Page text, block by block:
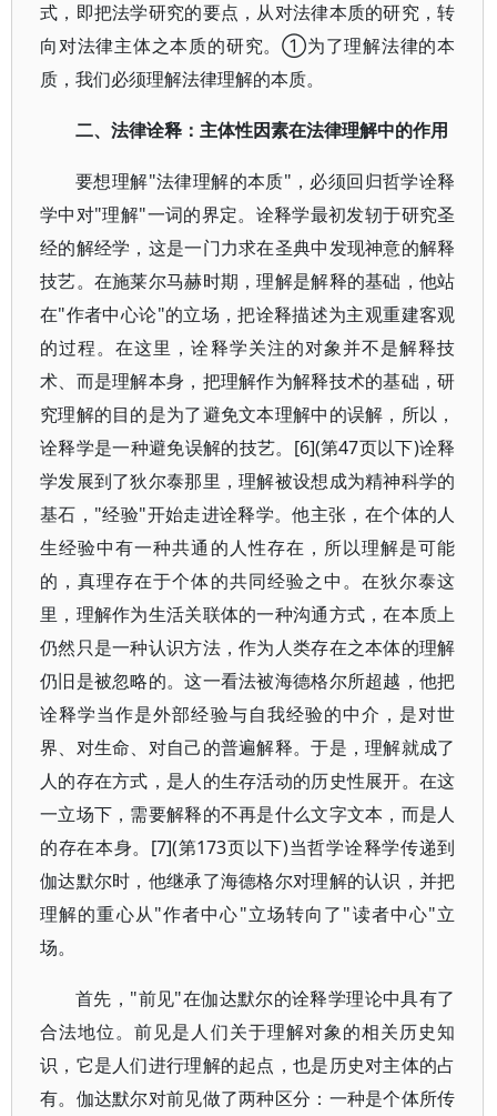
式，即把法学研究的要点，从对法律本质的研究，转
向对法律主体之本质的研究。①为了理解法律的本
质，我们必须理解法律理解的本质。
二、法律诠释：主体性因素在法律理解中的作用
要想理解"法律理解的本质"，必须回归哲学诠释
学中对"理解"一词的界定。诠释学最初发轫于研究圣
经的解经学，这是一门力求在圣典中发现神意的解释
技艺。在施莱尔马赫时期，理解是解释的基础，他站
在"作者中心论"的立场，把诠释描述为主观重建客观
的过程。在这里，诠释学关注的对象并不是解释技
术、而是理解本身，把理解作为解释技术的基础，研
究理解的目的是为了避免文本理解中的误解，所以，
诠释学是一种避免误解的技艺。[6](第47页以下)诠释
学发展到了狄尔泰那里，理解被设想成为精神科学的
基石，"经验"开始走进诠释学。他主张，在个体的人
生经验中有一种共通的人性存在，所以理解是可能
的，真理存在于个体的共同经验之中。在狄尔泰这
里，理解作为生活关联体的一种沟通方式，在本质上
仍然只是一种认识方法，作为人类存在之本体的理解
仍旧是被忽略的。这一看法被海德格尔所超越，他把
诠释学当作是外部经验与自我经验的中介，是对世
界、对生命、对自己的普遍解释。于是，理解就成了
人的存在方式，是人的生存活动的历史性展开。在这
一立场下，需要解释的不再是什么文字文本，而是人
的存在本身。[7](第173页以下)当哲学诠释学传递到
伽达默尔时，他继承了海德格尔对理解的认识，并把
理解的重心从"作者中心"立场转向了"读者中心"立
场。
首先，"前见"在伽达默尔的诠释学理论中具有了
合法地位。前见是人们关于理解对象的相关历史知
识，它是人们进行理解的起点，也是历史对主体的占
有。伽达默尔对前见做了两种区分：一种是个体所传